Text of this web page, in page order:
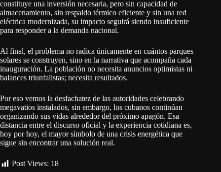
constituye una inversión necesaria, pero sin capacidad de
almacenamiento, sin respaldo térmico eficiente y sin una red
eléctrica modernizada, su impacto seguirá siendo insuficiente
para responder a la demanda nacional.
Al final, el problema no radica únicamente en cuántos parques
solares se construyen, sino en la narrativa que acompaña cada
inauguración. La población no necesita anuncios optimistas ni
balances triunfalistas; necesita resultados.
Por eso vemos la desfachatez de las autoridades celebrando
megavatios instalados, sin embargo, los cubanos continúan
organizando sus vidas alrededor del próximo apagón. Esa
distancia entre el discurso oficial y la experiencia cotidiana es,
hoy por hoy, el mayor símbolo de una crisis energética que
sigue sin encontrar una solución real.
Post Views: 18